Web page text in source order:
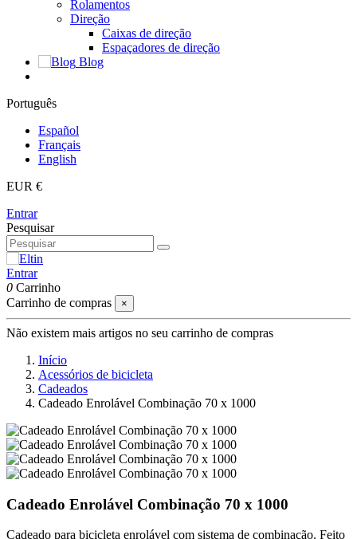
Rolamentos
Direção
Caixas de direção
Espaçadores de direção
Blog
Português
Español
Français
English
EUR €
Entrar
Pesquisar
Entrar
0 Carrinho
Carrinho de compras
×
Não existem mais artigos no seu carrinho de compras
Início
Acessórios de bicicleta
Cadeados
Cadeado Enrolável Combinação 70 x 1000
Cadeado Enrolável Combinação 70 x 1000
Cadeado para bicicleta enrolável com sistema de combinação. Feito